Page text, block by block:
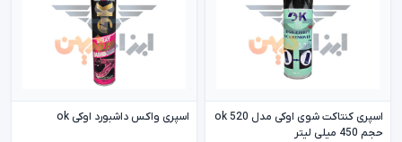
اسپری کنتاکت شوی اوکی مدل 520 ok
حجم 450 میلی لیتر
اسپری واکس داشبورد اوکی ok